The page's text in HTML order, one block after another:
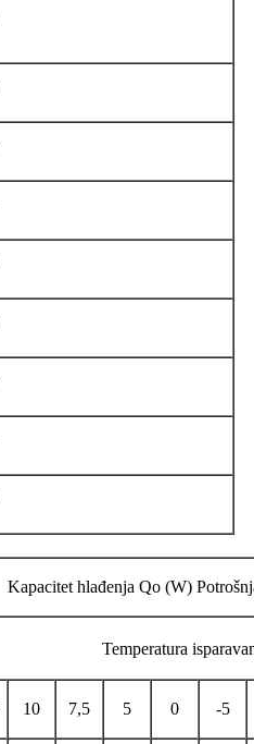
Kapacitet hlađenja Qo (W)
Temperatura
10 7,5 5 0 -5